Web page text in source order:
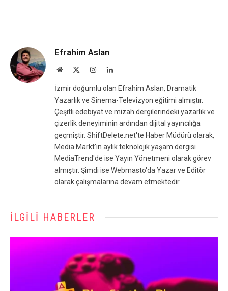
Efrahim Aslan
Website InstagramLinkedIn
İzmir doğumlu olan Efrahim Aslan, Dramatik
Yazarlık ve Sinema-Televizyon eğitimi almıştır.
Çeşitli edebiyat ve mizah dergilerindeki yazarlık ve
çizerlik deneyiminin ardından dijital yayıncılığa
geçmiştir. ShiftDelete.net'te Haber Müdürü olarak,
Media Markt'ın aylık teknolojik yaşam dergisi
MediaTrend'de ise Yayın Yönetmeni olarak görev
almıştır. Şimdi ise Webmasto'da Yazar ve Editör
olarak çalışmalarına devam etmektedir.
İLGILI HABERLER